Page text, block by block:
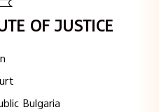
OF JUSTICE
Bulgaria